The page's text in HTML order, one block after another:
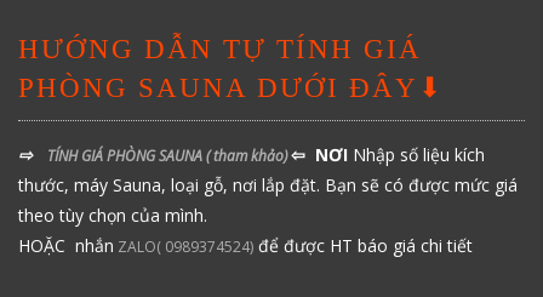
HƯỚNG DẪN TỰ TÍNH GIÁ
PHÒNG SAUNA DƯỚI ĐÂY⬇
⇨ TÍNH GIÁ PHÒNG SAUNA( tham khảo)⇦ NƠI Nhập số liệu kích
thước, máy Sauna, loại gỗ, nơi lắp đặt. Bạn sẽ có được mức giá
theo tùy chọn của mình.
HOẶC nhắn ZALO( 0989374524) để được HT báo giá chi tiết